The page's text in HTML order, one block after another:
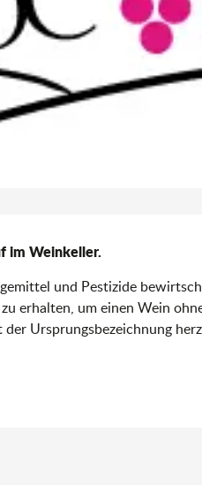
im Weinkeller.
und Pestizide
erhalten, um einen Wein
Ursprungsbezeichnung